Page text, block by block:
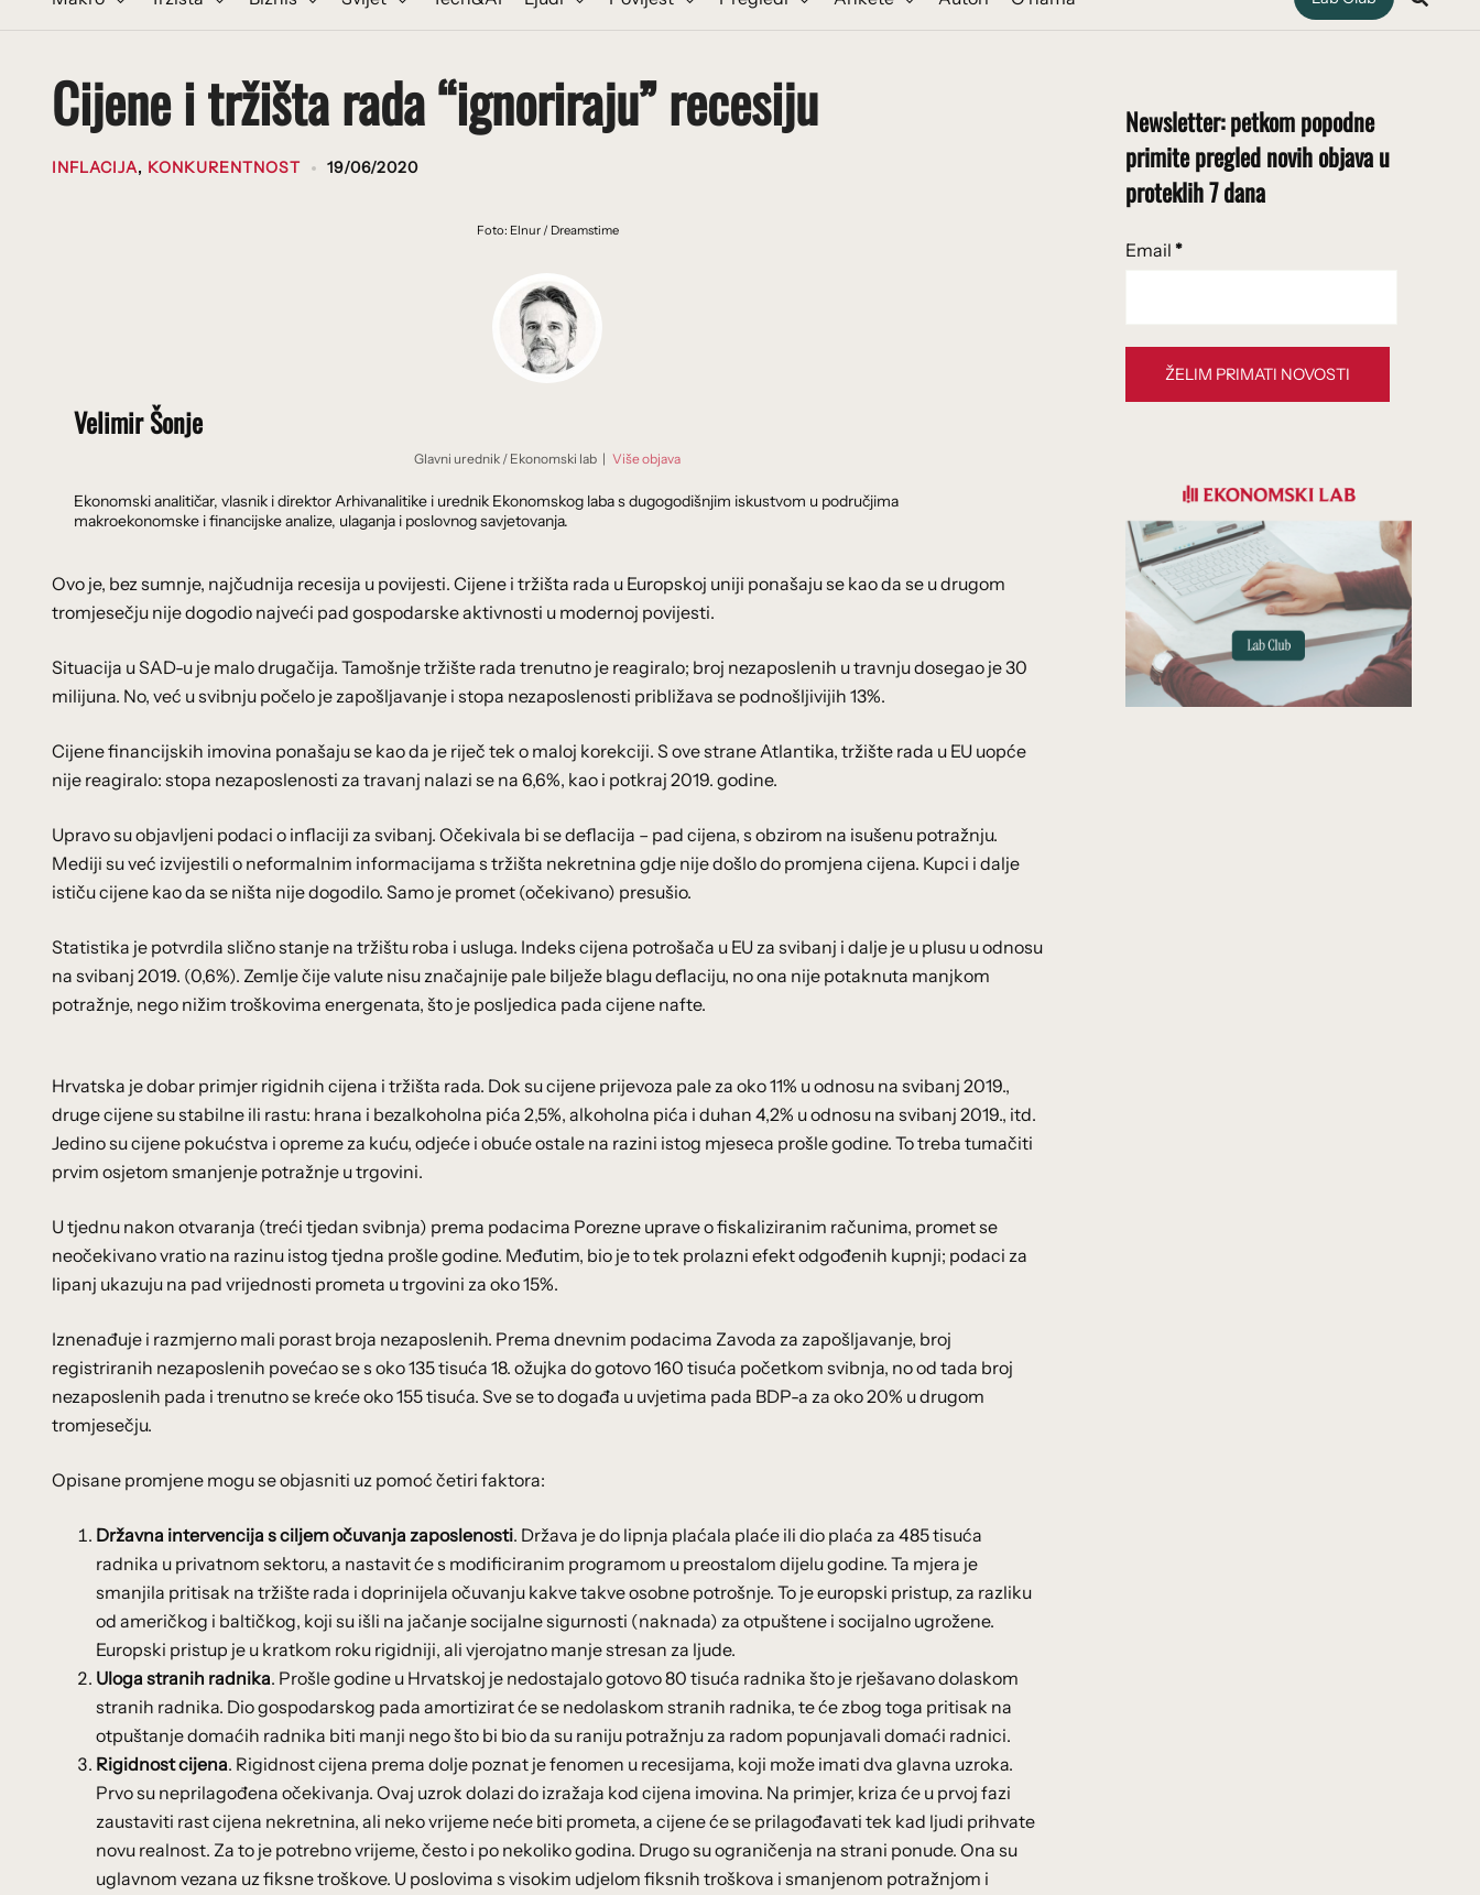
Cijene i tržišta rada “ignoriraju” recesiju
INFLACIJA, KONKURENTNOST 19/06/2020
Foto: Elnur / Dreamstime
Velimir Šonje
Glavni urednik / Ekonomski lab | Više objava
Ekonomski analitičar, vlasnik i direktor Arhivanalitike i urednik Ekonomskog laba s dugogodišnjim iskustvom u područjima
makroekonomske i financijske analize, ulaganja i poslovnog savjetovanja.
Ovo je, bez sumnje, najčudnija recesija u povijesti. Cijene i tržišta rada u Europskoj uniji ponašaju se kao da se u drugom
tromjesečju nije dogodio najveći pad gospodarske aktivnosti u modernoj povijesti.
Situacija u SAD-u je malo drugačija. Tamošnje tržište rada trenutno je reagiralo; broj nezaposlenih u travnju dosegao je 30
milijuna. No, već u svibnju počelo je zapošljavanje i stopa nezaposlenosti približava se podnošljivijih 13%.
Cijene financijskih imovina ponašaju se kao da je riječ tek o maloj korekciji. S ove strane Atlantika, tržište rada u EU uopće
nije reagiralo: stopa nezaposlenosti za travanj nalazi se na 6,6%, kao i potkraj 2019. godine.
Upravo su objavljeni podaci o inflaciji za svibanj. Očekivala bi se deflacija – pad cijena, s obzirom na isušenu potražnju.
Mediji su već izvijestili o neformalnim informacijama s tržišta nekretnina gdje nije došlo do promjena cijena. Kupci i dalje
ističu cijene kao da se ništa nije dogodilo. Samo je promet (očekivano) presušio.
Statistika je potvrdila slično stanje na tržištu roba i usluga. Indeks cijena potrošača u EU za svibanj i dalje je u plusu u odnosu
na svibanj 2019. (0,6%). Zemlje čije valute nisu značajnije pale bilježe blagu deflaciju, no ona nije potaknuta manjkom
potražnje, nego nižim troškovima energenata, što je posljedica pada cijene nafte.
Hrvatska je dobar primjer rigidnih cijena i tržišta rada. Dok su cijene prijevoza pale za oko 11% u odnosu na svibanj 2019.,
druge cijene su stabilne ili rastu: hrana i bezalkoholna pića 2,5%, alkoholna pića i duhan 4,2% u odnosu na svibanj 2019., itd.
Jedino su cijene pokućstva i opreme za kuću, odjeće i obuće ostale na razini istog mjeseca prošle godine. To treba tumačiti
prvim osjetom smanjenje potražnje u trgovini.
U tjednu nakon otvaranja (treći tjedan svibnja) prema podacima Porezne uprave o fiskaliziranim računima, promet se
neočekivano vratio na razinu istog tjedna prošle godine. Međutim, bio je to tek prolazni efekt odgođenih kupnji; podaci za
lipanj ukazuju na pad vrijednosti prometa u trgovini za oko 15%.
Iznenađuje i razmjerno mali porast broja nezaposlenih. Prema dnevnim podacima Zavoda za zapošljavanje, broj
registriranih nezaposlenih povećao se s oko 135 tisuća 18. ožujka do gotovo 160 tisuća početkom svibnja, no od tada broj
nezaposlenih pada i trenutno se kreće oko 155 tisuća. Sve se to događa u uvjetima pada BDP-a za oko 20% u drugom
tromjesečju.
Opisane promjene mogu se objasniti uz pomoć četiri faktora:
Državna intervencija s ciljem očuvanja zaposlenosti. Država je do lipnja plaćala plaće ili dio plaća za 485 tisuća
radnika u privatnom sektoru, a nastavit će s modificiranim programom u preostalom dijelu godine. Ta mjera je
smanjila pritisak na tržište rada i doprinijela očuvanju kakve takve osobne potrošnje. To je europski pristup, za razliku
od američkog i baltičkog, koji su išli na jačanje socijalne sigurnosti (naknada) za otpuštene i socijalno ugrožene.
Europski pristup je u kratkom roku rigidniji, ali vjerojatno manje stresan za ljude.
Uloga stranih radnika. Prošle godine u Hrvatskoj je nedostajalo gotovo 80 tisuća radnika što je rješavano dolaskom
stranih radnika. Dio gospodarskog pada amortizirat će se nedolaskom stranih radnika, te će zbog toga pritisak na
otpuštanje domaćih radnika biti manji nego što bi bio da su raniju potražnju za radom popunjavali domaći radnici.
Rigidnost cijena. Rigidnost cijena prema dolje poznat je fenomen u recesijama, koji može imati dva glavna uzroka.
Prvo su neprilagođena očekivanja. Ovaj uzrok dolazi do izražaja kod cijena imovina. Na primjer, kriza će u prvoj fazi
zaustaviti rast cijena nekretnina, ali neko vrijeme neće biti prometa, a cijene će se prilagođavati tek kad ljudi prihvate
novu realnost. Za to je potrebno vrijeme, često i po nekoliko godina. Drugo su ograničenja na strani ponude. Ona su
uglavnom vezana uz fiksne troškove. U poslovima s visokim udjelom fiksnih troškova i smanjenom potražnjom i
Newsletter: petkom popodne
primite pregled novih objava u
proteklih 7 dana
Email *